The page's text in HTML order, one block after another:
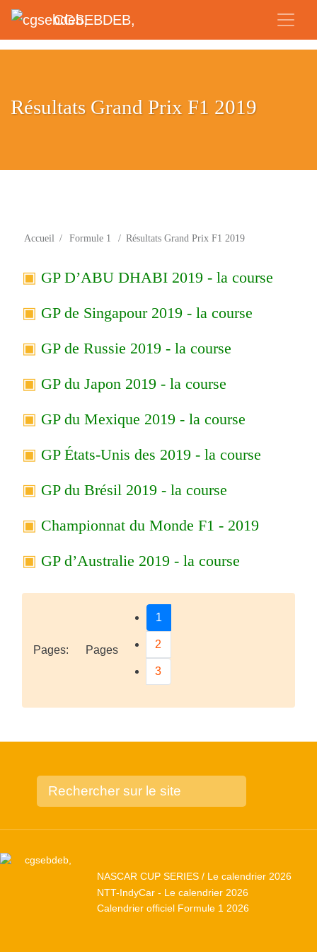
CGSEBDEB,
Résultats Grand Prix F1 2019
Accueil / Formule 1 / Résultats Grand Prix F1 2019
GP D’ABU DHABI 2019 - la course
GP de Singapour 2019 - la course
GP de Russie 2019 - la course
GP du Japon 2019 - la course
GP du Mexique 2019 - la course
GP États-Unis des 2019 - la course
GP du Brésil 2019 - la course
Championnat du Monde F1 - 2019
GP d’Australie 2019 - la course
Pages: Pages
1
2
3
NASCAR CUP SERIES / Le calendrier 2026
NTT-IndyCar - Le calendrier 2026
Calendrier officiel Formule 1 2026